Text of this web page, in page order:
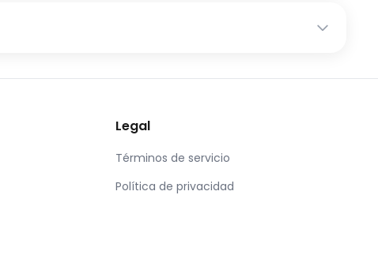
Legal
Términos de servicio
Política de privacidad